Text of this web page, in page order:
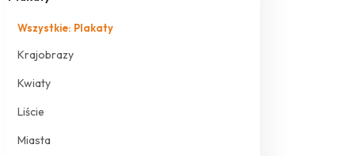
Wszystkie: Plakaty
Krajobrazy
Kwiaty
Liście
Miasta